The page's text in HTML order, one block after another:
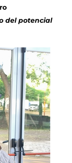
del potencial